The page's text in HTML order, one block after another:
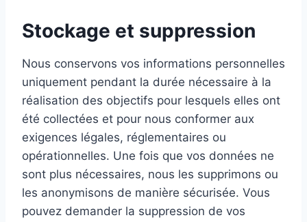
Stockage et suppression
Nous conservons vos informations personnelles
uniquement pendant la durée nécessaire à la
réalisation des objectifs pour lesquels elles ont
été collectées et pour nous conformer aux
exigences légales, réglementaires ou
opérationnelles. Une fois que vos données ne
sont plus nécessaires, nous les supprimons ou
les anonymisons de manière sécurisée. Vous
pouvez demander la suppression de vos